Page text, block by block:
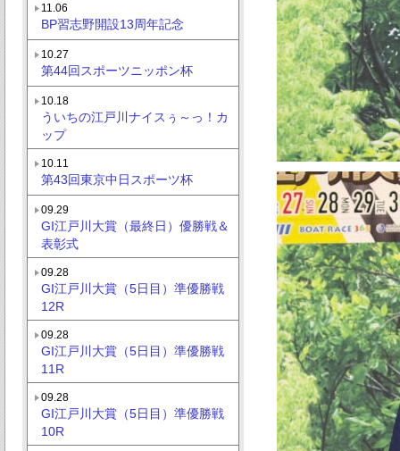
11.06
BP習志野開設13周年記念
10.27
第44回スポーツニッポン杯
10.18
ういちの江戸川ナイスぅ～っ！カ
ップ
10.11
第43回東京中日スポーツ杯
09.29
GI江戸川大賞（最終日）優勝戦＆
表彰式
09.28
GI江戸川大賞（5日目）準優勝戦
12R
09.28
GI江戸川大賞（5日目）準優勝戦
11R
09.28
GI江戸川大賞（5日目）準優勝戦
10R